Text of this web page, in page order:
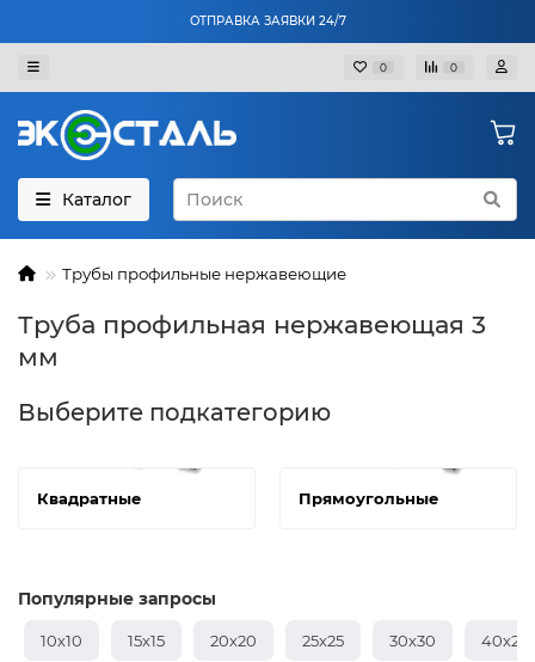
ОТПРАВКА ЗАЯВКИ 24/7
0 0
Каталог
Трубы профильные нержавеющие
Труба профильная нержавеющая 3
мм
Выберите подкатегорию
Квадратные Прямоугольные
Популярные запросы
10х10 15х15 20х20 25х25 30х30 40х20